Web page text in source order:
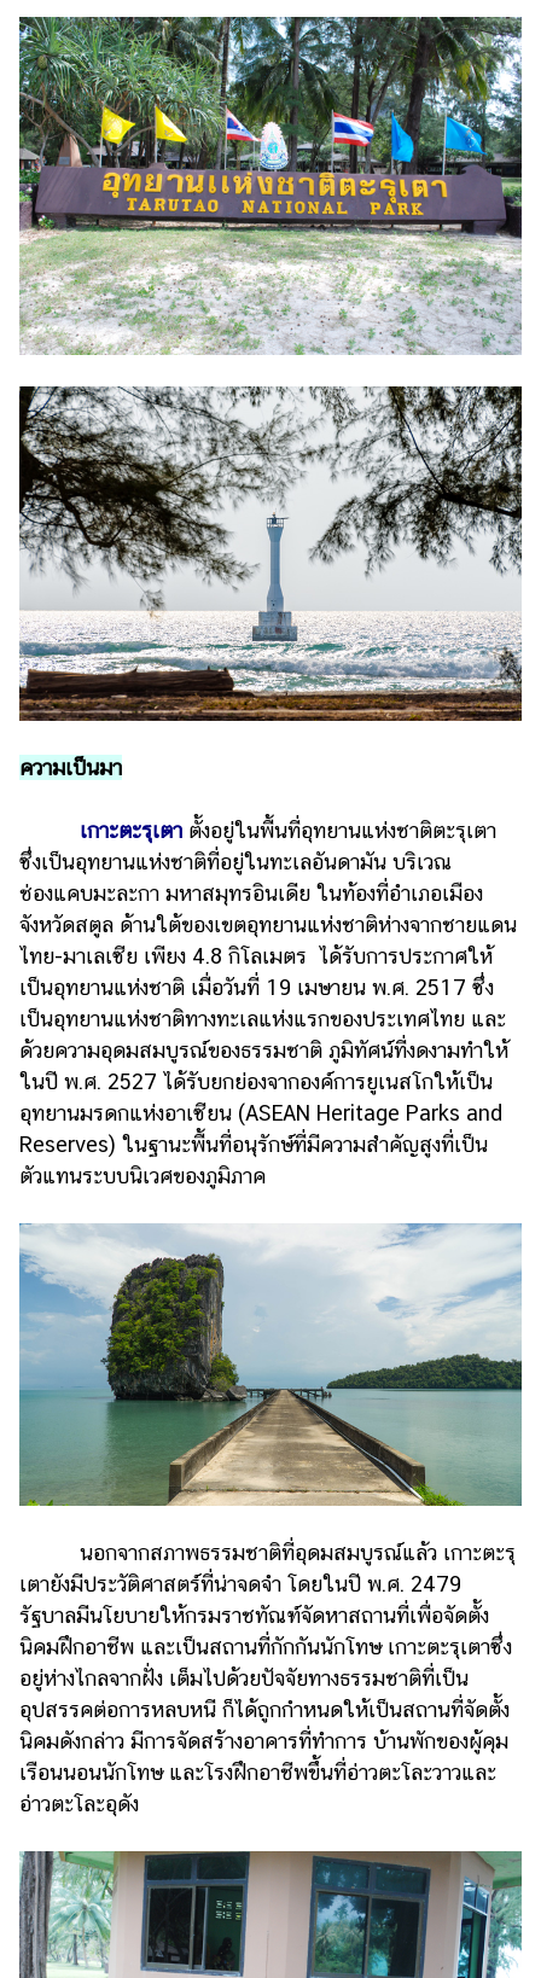
ผู้ชาย
สุขภาพ
ท่อง
เที่ยว
สูตร
อาหาร
ง่ายๆ
ช้อป
ปิ้ง
รถยนต์
บ้าน
และ
การ
ตกแต่ง
มือ
ราคา
ทอง
ราคา
วา
ตี้
แต่งงาน
แม่
และ
เด็ก
สัตว์
เลี้ยง
Infographic
บริการ
แอปฯ
กระปุก
คอร์ส
ออนไลน์
เรียน
ออนไลน์
ติดต่อ
ปัญหา
ร่วม
งาน
กับ
เรา
ความเป็นมา
เกาะตะรุเตา ตั้งอยู่ในพื้นที่อุทยานแห่งชาติตะรุเตา
ซึ่งเป็นอุทยานแห่งชาติที่อยู่ในทะเลอันดามัน บริเวณ
ช่องแคบมะละกา มหาสมุทรอินเดีย ในท้องที่อำเภอเมือง
จังหวัดสตูล ด้านใต้ของเขตอุทยานแห่งชาติห่างจากชายแดน
ไทย-มาเลเซีย เพียง 4.8 กิโลเมตร ได้รับการประกาศให้
เป็นอุทยานแห่งชาติ เมื่อวันที่ 19 เมษายน พ.ศ. 2517 ซึ่ง
เป็นอุทยานแห่งชาติทางทะเลแห่งแรกของประเทศไทย และ
ด้วยความอุดมสมบูรณ์ของธรรมชาติ ภูมิทัศน์ที่งดงามทำให้
ในปี พ.ศ. 2527 ได้รับยกย่องจากองค์การยูเนสโกให้เป็น
อุทยานมรดกแห่งอาเซียน (ASEAN Heritage Parks and
Reserves) ในฐานะพื้นที่อนุรักษ์ที่มีความสำคัญสูงที่เป็น
ตัวแทนระบบนิเวศของภูมิภาค
นอกจากสภาพธรรมชาติที่อุดมสมบูรณ์แล้ว เกาะตะรุ
เตายังมีประวัติศาสตร์ที่น่าจดจำ โดยในปี พ.ศ. 2479
รัฐบาลมีนโยบายให้กรมราชทัณฑ์จัดหาสถานที่เพื่อจัดตั้ง
นิคมฝึกอาชีพ และเป็นสถานที่กักกันนักโทษ เกาะตะรุเตาซึ่ง
อยู่ห่างไกลจากฝั่ง เต็มไปด้วยปัจจัยทางธรรมชาติที่เป็น
อุปสรรคต่อการหลบหนี ก็ได้ถูกกำหนดให้เป็นสถานที่จัดตั้ง
นิคมดังกล่าว มีการจัดสร้างอาคารที่ทำการ บ้านพักของผู้คุม
เรือนนอนนักโทษ และโรงฝึกอาชีพขึ้นที่อ่าวตะโละวาวและ
อ่าวตะโละอุดัง